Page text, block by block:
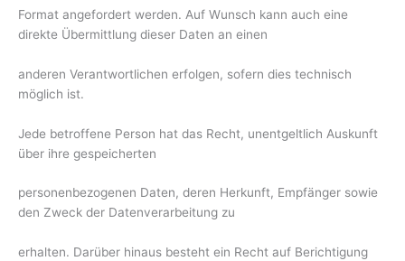
Format angefordert werden. Auf Wunsch kann auch eine
direkte Übermittlung dieser Daten an einen
anderen Verantwortlichen erfolgen, sofern dies technisch
möglich ist.
Jede betroffene Person hat das Recht, unentgeltlich Auskunft
über ihre gespeicherten
personenbezogenen Daten, deren Herkunft, Empfänger sowie
den Zweck der Datenverarbeitung zu
erhalten. Darüber hinaus besteht ein Recht auf Berichtigung